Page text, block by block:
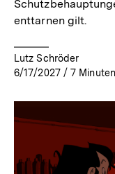
enttarnen gilt.
Lutz Schröder
6/17/2027 / 7